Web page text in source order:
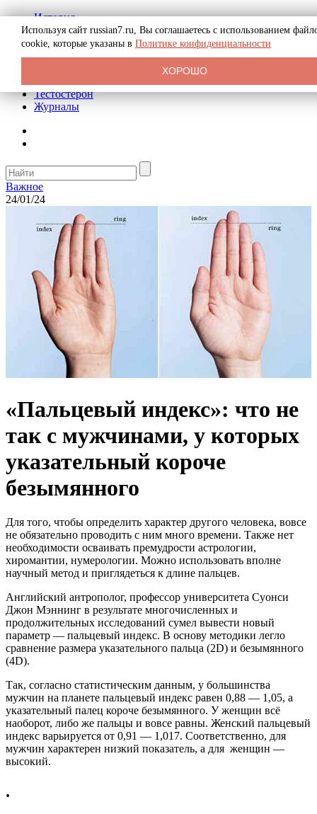
История
Биография
Криминал
Реклама на сайте
Тестостерон
Журналы
Важное
24/01/24
«Пальцевый индекс»: что не
так с мужчинами, у которых
указательный короче
безымянного
Для того, чтобы определить характер другого человека, вовсе
не обязательно проводить с ним много времени. Также нет
необходимости осваивать премудрости астрологии,
хиромантии, нумерологии. Можно использовать вполне
научный метод и приглядеться к длине пальцев.
Английский антрополог, профессор университета Суонси
Джон Мэннинг в результате многочисленных и
продолжительных исследований сумел вывести новый
параметр — пальцевый индекс. В основу методики легло
сравнение размера указательного пальца (2D) и безымянного
(4D).
Так, согласно статистическим данным, у большинства
мужчин на планете пальцевый индекс равен 0,88 — 1,05, а
указательный палец короче безымянного. У женщин всё
наоборот, либо же пальцы и вовсе равны. Женский пальцевый
индекс варьируется от 0,91 — 1,017. Соответственно, для
мужчин характерен низкий показатель, а для женщин —
высокий.
.
Используя сайт russian7.ru, Вы соглашаетесь с использованием
cookie, которые указаны в Политике конфиденциальности
ХОРОШО